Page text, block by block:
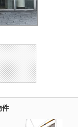
件